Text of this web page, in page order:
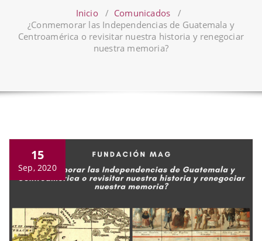
Inicio/ Comunicados /
¿Conmemorar las Independencias de Guatemala y
Centroamérica o revisitar nuestra historia y renegociar
nuestra memoria?
15
Sep, 2020